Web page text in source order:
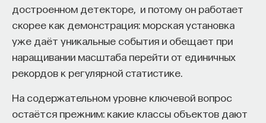
достроенном детекторе, и потому он работает
скорее как демонстрация: морская установка
уже даёт уникальные события и обещает при
наращивании масштаба перейти от единичных
рекордов к регулярной статистике.
На содержательном уровне ключевой вопрос
остаётся прежним: какие классы объектов дают